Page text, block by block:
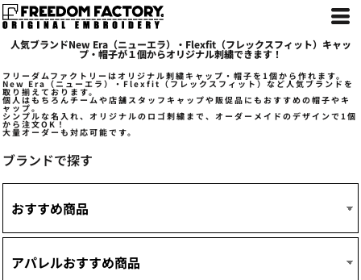
人気ブランドNew Era（ニューエラ）・Flexfit（フレックスフィット）キャッ
プ・帽子が１個からオリジナル刺繍できます！
フリーダムファクトリーはオリジナル刺繍キャップ・帽子を1個から作れます。
New Era（ニューエラ）・Flexfit（フレックスフィット）など人気ブランドを
取り揃えております。
個人はもちろんチームや店舗スタッフキャップや販促品にもおすすめの帽子やキ
ャップ。
シンプルな名入れ、オリジナルのロゴ刺繍まで、オーダーメイドのデザインで1個
から注文OK！
大量オーダーも対応可能です。
ブランドで探す
デフォルト
価格：安い順
価格：高い順